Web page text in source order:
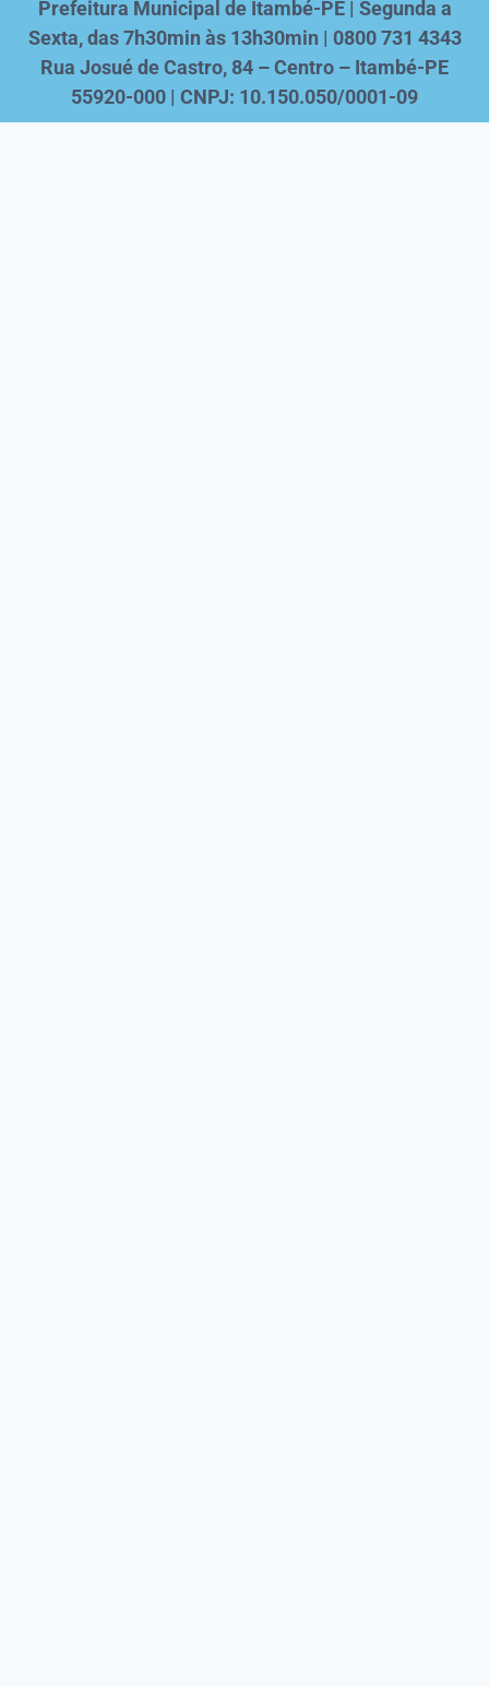
Prefeitura Municipal de Itambé-PE | Segunda a
Sexta, das 7h30min às 13h30min | 0800 731 4343
Rua Josué de Castro, 84 – Centro – Itambé-PE
55920-000 | CNPJ: 10.150.050/0001-09